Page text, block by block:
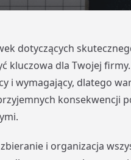
dotyczących
kluczowa dla Twojej
i wymagający, dlatego
konsekwencji
i organizacja